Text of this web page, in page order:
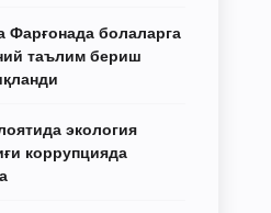
Фарғонада болаларга
таълим бериш
экология
коррупцияда